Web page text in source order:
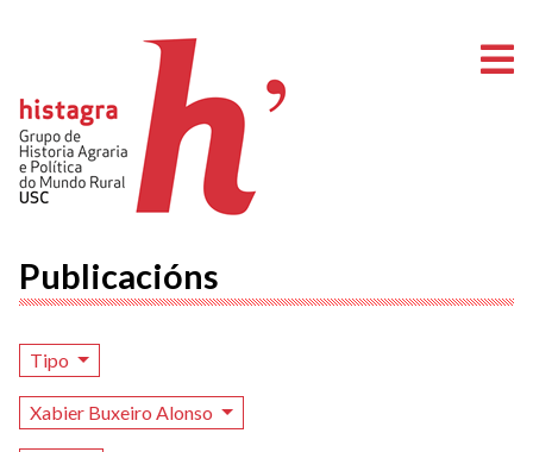
Publicacións
Tipo
Xabier Buxeiro Alonso